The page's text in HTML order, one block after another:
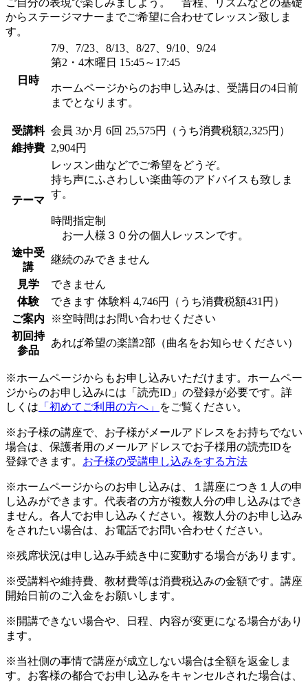
からステージマナーまでご希望に合わせてレッスン致しま
す。
日時
7/9、7/23、8/13、8/27、9/10、9/24
第2・4木曜日 15:45～17:45
ホームページからのお申し込みは、受講日の4日前
までとなります。
受講料 会員 3か月 6回 25,575円（うち消費税額2,325円）
維持費
2,904円
テーマ
レッスン曲などでご希望をどうぞ。
持ち声にふさわしい楽曲等のアドバイスも致しま
す。
時間指定制
お一人様３０分の個人レッスンです。
途中受
講
継続のみできません
見学
できません
体験
できます 体験料 4,746円（うち消費税額431円）
ご案内
※空時間はお問い合わせください
初回持
参品
あれば希望の楽譜2部（曲名をお知らせください）
※ホームページからもお申し込みいただけます。ホームペー
ジからのお申し込みには「読売ID」の登録が必要です。詳
しくは 「初めてご利用の方へ」 をご覧ください。
※お子様の講座で、お子様がメールアドレスをお持ちでない
場合は、保護者用のメールアドレスでお子様用の読売IDを
登録できます。 お子様の受講申し込みをする方法
※ホームページからのお申し込みは、１講座につき１人の申
し込みができます。代表者の方が複数人分の申し込みはでき
ません。各人でお申し込みください。複数人分のお申し込み
をされたい場合は、お電話でお問い合わせください。
※残席状況は申し込み手続き中に変動する場合があります。
※受講料や維持費、教材費等は消費税込みの金額です。講座
開始日前のご入金をお願いします。
※開講できない場合や、日程、内容が変更になる場合があり
ます。
※当社側の事情で講座が成立しない場合は全額を返金しま
す。お客様の都合でお申し込みをキャンセルされた場合は、